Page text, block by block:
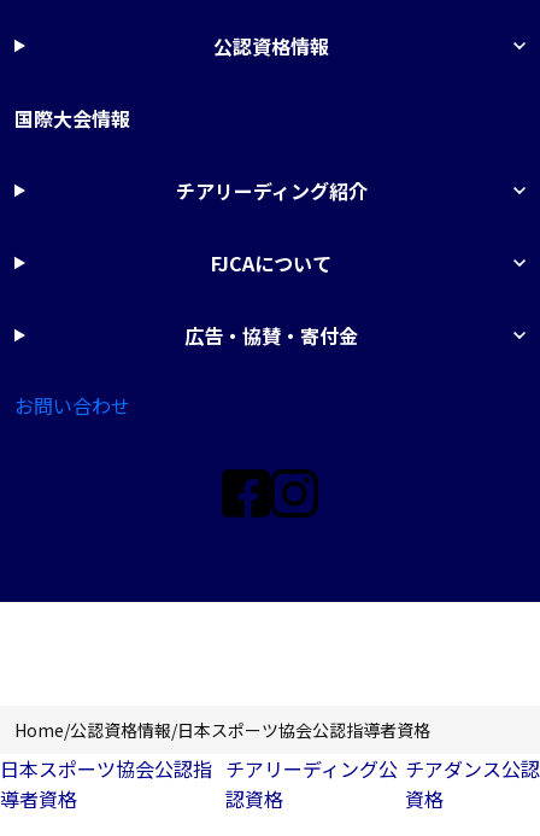
公認資格情報
国際大会情報
チアリーディング紹介
FJCAについて
広告・協賛・寄付金
お問い合わせ
Home/公認資格情報/日本スポーツ協会公認指導者資格
日本スポーツ協会公認指
導者資格
チアリーディング公
認資格
チアダンス公認
資格